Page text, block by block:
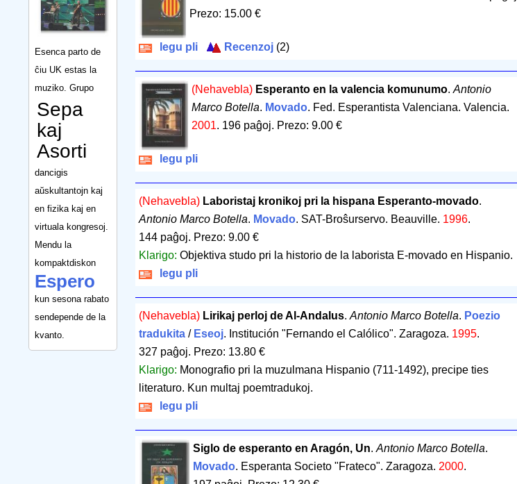
Esenca parto de
ĉiu UK estas la
muziko. Grupo
Sepa
kaj
Asorti
dancigis
aŭskultantojn kaj
en fizika kaj en
virtuala kongresoj.
Mendu la
kompaktdiskon
Espero
kun sesona rabato
sendepende de la
kvanto.
Prezo: 15.00 €
legu pli Recenzoj (2)
(Nehavebla) Esperanto en la valencia komunumo. Antonio
Marco Botella. Movado. Fed. Esperantista Valenciana. Valencia.
2001. 196 paĝoj. Prezo: 9.00 €
legu pli
(Nehavebla) Laboristaj kronikoj pri la hispana Esperanto-movado.
Antonio Marco Botella. Movado. SAT-Broŝurservo. Beauville. 1996.
144 paĝoj. Prezo: 9.00 €
Klarigo: Objektiva studo pri la historio de la laborista E-movado en Hispanio.
legu pli
(Nehavebla) Lirikaj perloj de Al-Andalus. Antonio Marco Botella. Poezio
tradukita / Eseoj. Institución "Fernando el Calólico". Zaragoza. 1995.
327 paĝoj. Prezo: 13.80 €
Klarigo: Monografio pri la muzulmana Hispanio (711-1492), precipe ties
literaturo. Kun multaj poemtradukoj.
legu pli
Siglo de esperanto en Aragón, Un. Antonio Marco Botella.
Movado. Esperanta Societo "Frateco". Zaragoza. 2000.